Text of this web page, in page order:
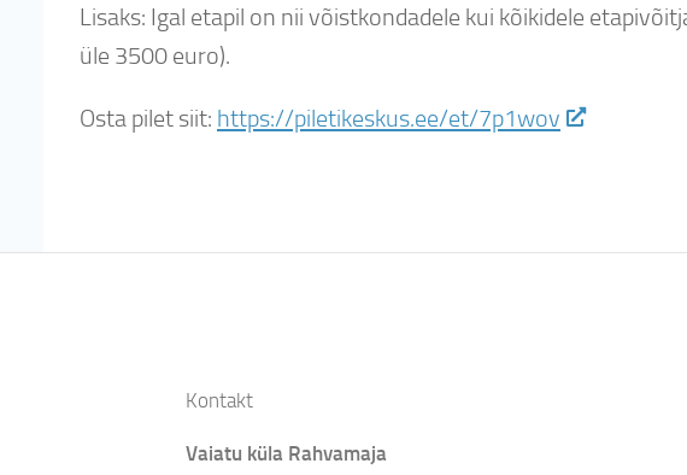
Lisaks: Igal etapil on nii võistkondadele kui kõikidele
üle 3500 euro).
Osta pilet siit: https://piletikeskus.ee/et/7p1wov
Kontakt
Vaiatu küla Rahvamaja